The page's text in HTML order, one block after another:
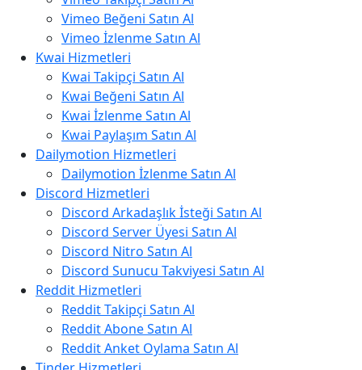
Vimeo Beğeni Satın Al
Vimeo İzlenme Satın Al
Kwai Hizmetleri
Kwai Takipçi Satın Al
Kwai Beğeni Satın Al
Kwai İzlenme Satın Al
Kwai Paylaşım Satın Al
Dailymotion Hizmetleri
Dailymotion İzlenme Satın Al
Discord Hizmetleri
Discord Arkadaşlık İsteği Satın Al
Discord Server Üyesi Satın Al
Discord Nitro Satın Al
Discord Sunucu Takviyesi Satın Al
Reddit Hizmetleri
Reddit Takipçi Satın Al
Reddit Abone Satın Al
Reddit Anket Oylama Satın Al